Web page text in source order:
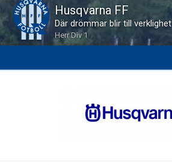
Husqvarna FF
Där drömmar blir till verklighet
Herr Div 1